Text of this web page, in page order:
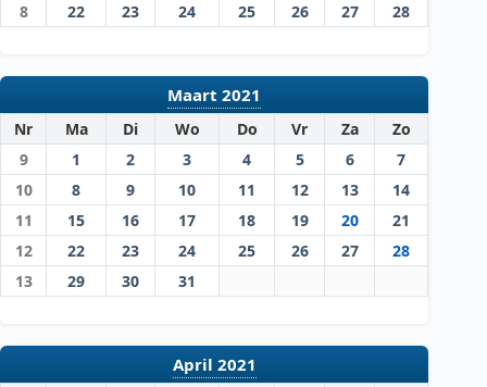
8
22 23 24 25 26 27 28
Maart 2021
Nr Ma Di Wo Do Vr Za
Zo
9
1 2 3 4 5 6
7
10
8 9 10 11 12 13
14
11
15 16 17 18 19 20
21
12
22 23 24 25 26 27
28
13
29 30 31
April 2021